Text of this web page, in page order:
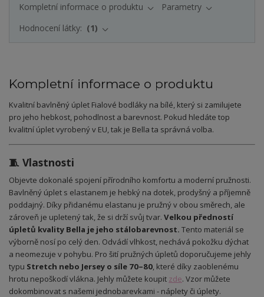
Kompletní informace o produktu
Parametry
Hodnocení látky:
1
Kompletní informace o produktu
Kvalitní bavlněný úplet Fialové bodláky na bílé, který si zamilujete
pro jeho hebkost, pohodlnost a barevnost. Pokud hledáte top
kvalitní úplet vyrobený v EU, tak je Bella ta správná volba.
🧵 Vlastnosti
Objevte dokonalé spojení přírodního komfortu a moderní pružnosti.
Bavlněný úplet s elastanem je hebký na dotek, prodyšný a příjemně
poddajný. Díky přidanému elastanu je pružný v obou směrech, ale
zároveň je upletený tak, že si drží svůj tvar. Velkou předností
úpletů kvality Bella je jeho stálobarevnost. Tento materiál se
výborně nosí po celý den. Odvádí vlhkost, nechává pokožku dýchat
a neomezuje v pohybu. Pro šití pružných úpletů doporučujeme jehly
typu Stretch nebo Jersey o síle 70–80 , které díky zaoblenému
hrotu nepoškodí vlákna. Jehly můžete koupit zde. Vzor můžete
dokombinovat s našemi jednobarevkami - náplety či úplety.